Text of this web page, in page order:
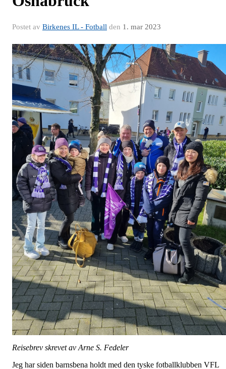
Postet av Birkenes IL - Fotball den 1. mar 2023
Reisebrev skrevet av Arne S. Fedeler
Jeg har siden barnsbena holdt med den tyske fotballklubben VFL